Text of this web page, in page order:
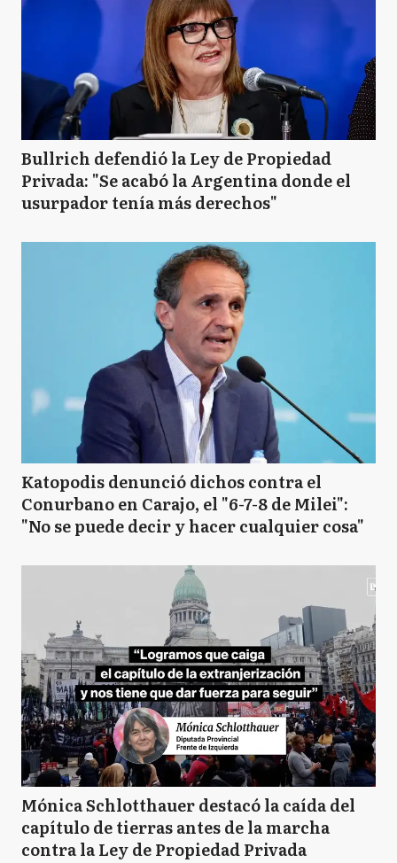
Bullrich defendió la Ley de Propiedad
Privada: "Se acabó la Argentina donde el
usurpador tenía más derechos"
Katopodis denunció dichos contra el
Conurbano en Carajo, el "6-7-8 de Milei":
"No se puede decir y hacer cualquier cosa"
Mónica Schlotthauer destacó la caída del
capítulo de tierras antes de la marcha
contra la Ley de Propiedad Privada